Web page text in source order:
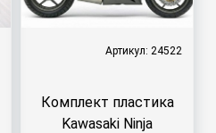
Артикул: 24522
Комплект пластика
Kawasaki Ninja